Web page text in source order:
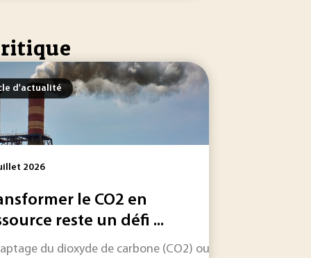
les débuts de la synthèse organique, l’émergence...
d'actualité
2026
le CO2 en
reste un défi ...
du dioxyde de carbone (CO2) ouvre une voie